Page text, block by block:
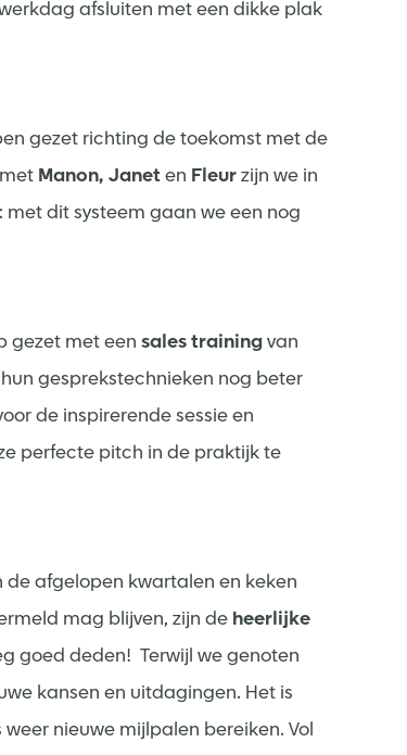
afsluiten met een dikke plak
gezet richting de toekomst met de
Manon, Janet en Fleurzijn we in
dit systeem gaan we een nog
gezet met een sales trainingvan
gesprekstechnieken nog beter
de inspirerende sessie en
perfecte pitch in de praktijk te
afgelopen kwartalen en keken
mag blijven, zijn de heerlijke
goed deden! Terwijl we genoten
kansen en uitdagingen. Het is
nieuwe mijlpalen bereiken. Vol